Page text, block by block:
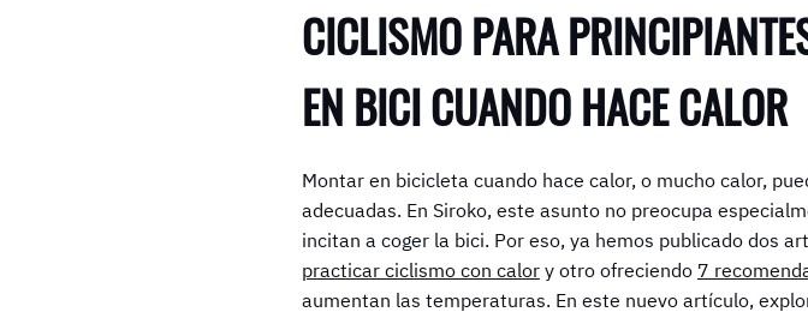
CICLISMO PARA
EN BICI CUANDO HACE CALOR
Montar en bicicleta cuando hace calor, o mucho calor,
adecuadas. En Siroko, este asunto no preocupa
incitan a coger la bici. Por eso, ya hemos publicado dos
practicar ciclismo con calory otro ofreciendo 7
aumentan las temperaturas. En este nuevo artículo,